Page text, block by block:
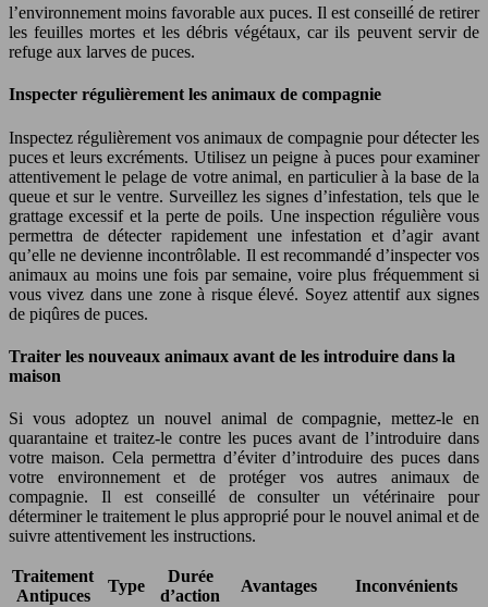
l’environnement moins favorable aux puces. Il est conseillé de retirer
les feuilles mortes et les débris végétaux, car ils peuvent servir de
refuge aux larves de puces.
Inspecter régulièrement les animaux de compagnie
Inspectez régulièrement vos animaux de compagnie pour détecter les
puces et leurs excréments. Utilisez un peigne à puces pour examiner
attentivement le pelage de votre animal, en particulier à la base de la
queue et sur le ventre. Surveillez les signes d’infestation, tels que le
grattage excessif et la perte de poils. Une inspection régulière vous
permettra de détecter rapidement une infestation et d’agir avant
qu’elle ne devienne incontrôlable. Il est recommandé d’inspecter vos
animaux au moins une fois par semaine, voire plus fréquemment si
vous vivez dans une zone à risque élevé. Soyez attentif aux signes
de piqûres de puces.
Traiter les nouveaux animaux avant de les introduire dans la
maison
Si vous adoptez un nouvel animal de compagnie, mettez-le en
quarantaine et traitez-le contre les puces avant de l’introduire dans
votre maison. Cela permettra d’éviter d’introduire des puces dans
votre environnement et de protéger vos autres animaux de
compagnie. Il est conseillé de consulter un vétérinaire pour
déterminer le traitement le plus approprié pour le nouvel animal et de
suivre attentivement les instructions.
Traitement
Antipuces
Type
Durée
d’action
Avantages Inconvénients